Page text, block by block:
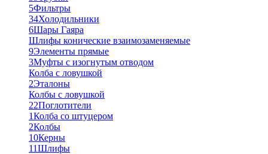
5Фильтры
34Холодильники
6Шары Гаяра
Шлифы конические взаимозаменяемые
9Элементы прямые
3Муфты с изогнутым отводом
Колба с ловушкой
2Эталоны
Колбы с ловушкой
22Поглотители
1Колба со штуцером
2Колбы
10Керны
11Шлифы